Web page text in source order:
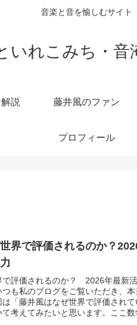
音楽と音を愉しむサイト
いれこみち・音
説 藤井風のファン
プロフィール
界で評価されるのか？
で評価されるのか？ 2026年最新
も私のブログをご覧いただき、本
「藤井風はなぜ世界で評価されて
考えてみたいと思います。ここ数